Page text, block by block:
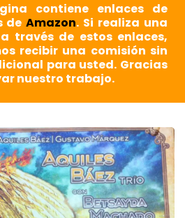
contiene enlaces de
deAmazon. Si realiza una
través de estos enlaces,
recibir una comisión sin
para usted. Gracias
nuestro trabajo.